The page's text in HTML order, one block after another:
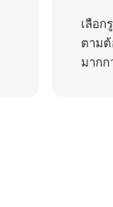
เลือ
ตาม
มาก